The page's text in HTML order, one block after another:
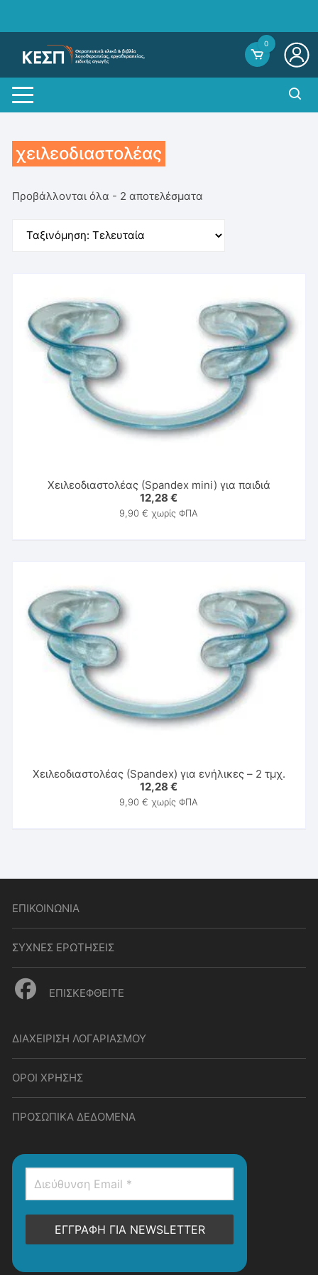
0
χειλεοδιαστολέας
Προβάλλονται όλα - 2 αποτελέσματα
Χειλεοδιαστολέας (Spandex mini) για παιδιά
12,28€
9,90€ χωρίς ΦΠΑ
Χειλεοδιαστολέας (Spandex) για ενήλικες – 2 τμχ.
12,28€
9,90€ χωρίς ΦΠΑ
ΕΠΙΚΟΙΝΩΝΙΑ
ΣΥΧΝΕΣ ΕΡΩΤΗΣΕΙΣ
ΕΠΙΣΚΕΦΘΕΙΤΕ
ΔΙΑΧΕΙΡΙΣΗ ΛΟΓΑΡΙΑΣΜΟΥ
ΟΡΟΙ ΧΡΗΣΗΣ
ΠΡΟΣΩΠΙΚΑ ΔΕΔΟΜΕΝΑ